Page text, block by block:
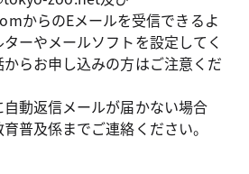
からのEメールを受信できるよ
ーやメールソフトを設定してく
らお申し込みの方はご注意くだ
動返信メールが届かない場合
普及係までご連絡ください。